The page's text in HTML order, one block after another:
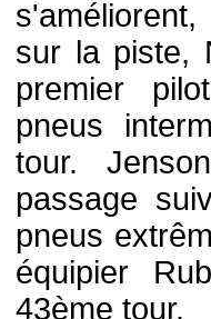
sur la piste,
premier
pneus
tour.
passage
pneus
équipier
43ème tour.